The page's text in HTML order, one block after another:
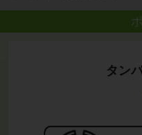
タン